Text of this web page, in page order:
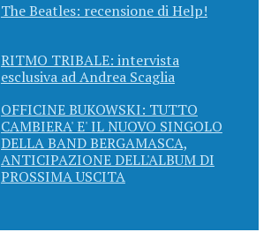
The Beatles: recensione di Help!
RITMO TRIBALE: intervista
esclusiva ad Andrea Scaglia
OFFICINE BUKOWSKI: TUTTO
CAMBIERA' E' IL NUOVO SINGOLO
DELLA BAND BERGAMASCA,
ANTICIPAZIONE DELL'ALBUM DI
PROSSIMA USCITA